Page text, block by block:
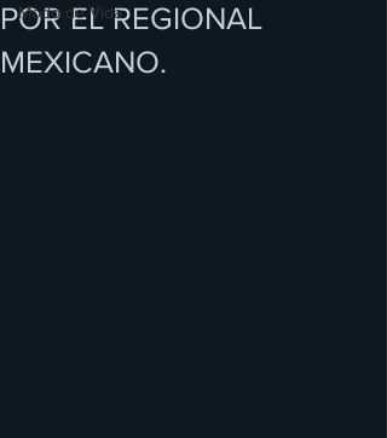
Modo de Vida
POR EL REGIONAL
MEXICANO.